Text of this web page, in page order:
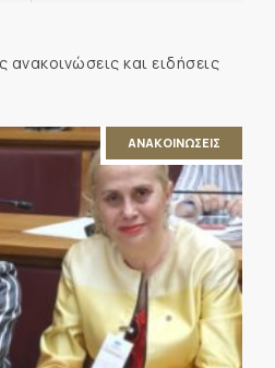
ανακοινώσεις και ειδήσεις
ΑΝΑΚΟΙΝΩΣΕΙΣ